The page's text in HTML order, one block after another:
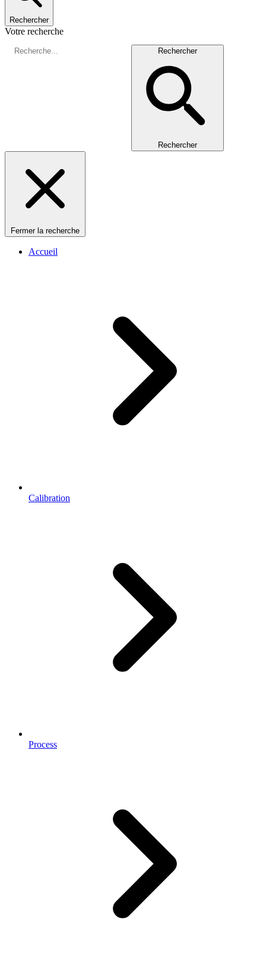
Rechercher
Votre recherche
Rechercher
Rechercher
Fermer la recherche
Accueil
Calibration
Process